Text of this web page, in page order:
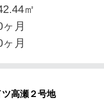
㎡
ヶ月
ヶ月
高瀬２号地